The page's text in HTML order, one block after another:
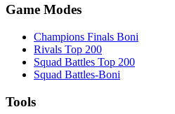
Game Modes
Champions Finals Boni
Rivals Top 200
Squad Battles Top 200
Squad Battles-Boni
Tools